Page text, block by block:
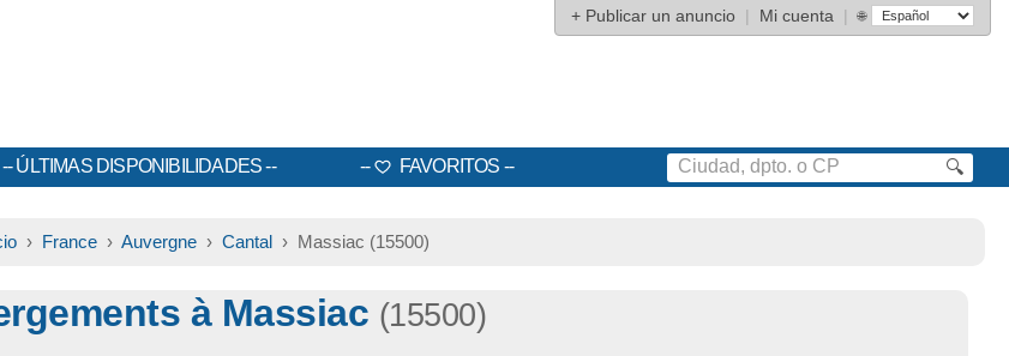
+ Publicar un anuncio | Mi cuenta | 🌐
ÚLTIMAS DISPONIBILIDADES FAVORITOS 🔍
› France› Auvergne› Cantal› Massiac (15500)
à Massiac (15500)